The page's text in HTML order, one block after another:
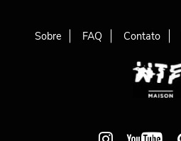
Sobre FAQ Contato